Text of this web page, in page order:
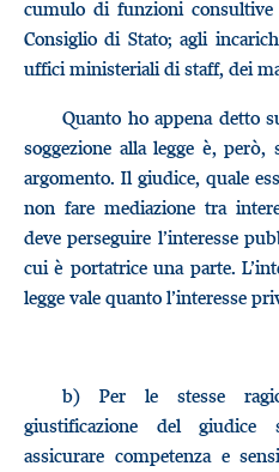
cumulo di funzioni
Consiglio di Stato; agli
uffici ministeriali di staff, dei
Quanto ho appena detto
soggezione alla legge è,
argomento. Il giudice, quale
non fare mediazione tra
deve perseguire l’interesse
cui è portatrice una parte.
legge vale quanto l’interesse
b) Per le stesse
giustificazione del
assicurare competenza e